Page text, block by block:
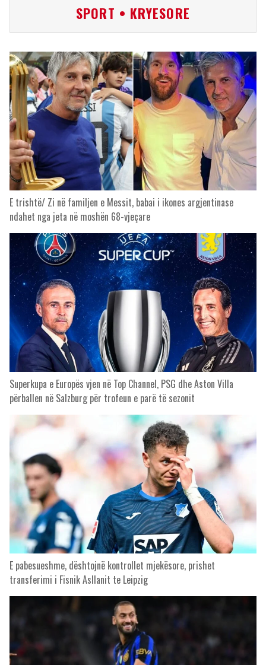
SPORT • KRYESORE
E trishtë/ Zi në familjen e Messit, babai i ikones argjentinase
ndahet nga jeta në moshën 68-vjeçare
Superkupa e Europës vjen në Top Channel, PSG dhe Aston Villa
përballen në Salzburg për trofeun e parë të sezonit
E pabesueshme, dështojnë kontrollet mjekësore, prishet
transferimi i Fisnik Asllanit te Leipzig